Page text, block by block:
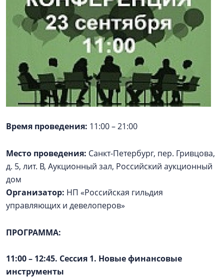
Время проведения: 11:00 – 21:00
Место проведения: Санкт-Петербург, пер. Гривцова,
д. 5, лит. В, Аукционный зал, Российский аукционный
дом
Организатор: НП «Российская гильдия
управляющих и девелоперов»
ПРОГРАММА:
11:00– 12:45. Сессия 1. Новые финансовые
инструменты